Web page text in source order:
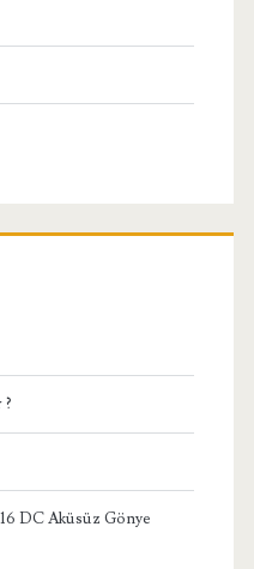
DC Aküsüz Gönye